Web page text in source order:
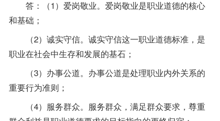
答：（1）爱岗敬业。爱岗敬业是职业道德的核心
和基础；
（2）诚实守信。诚实守信这一职业道德标准，是
职业在社会中生存和发展的基石；
（3）办事公道。办事公道是处理职业内外关系的
重要行为准则；
（4）服务群众。服务群众，满足群众要求，尊重